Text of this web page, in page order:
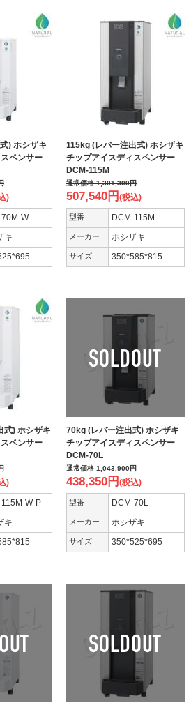
) ホシザキ
ペンサー
)
70M-W
キ
115kg (レバー注出式) ホシザキ
チップアイスディスペンサー
DCM-115M
通常価格1,301,300円
507,540円 (税込)
型番 DCM-115M
メーカー ホシザキ
サイズ 350*585*815
式) ホシザキ
ペンサー
)
115M-W-P
キ
70kg (レバー注出式) ホシザキ
チップアイスディスペンサー
DCM-70L
通常価格1,043,900円
438,350円 (税込)
型番 DCM-70L
メーカー ホシザキ
サイズ 350*525*695